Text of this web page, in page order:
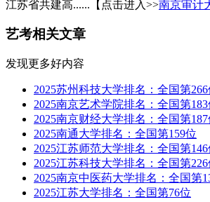
江苏省共建高......【点击进入>>南京审计
艺考相关文章
发现更多好内容
2025苏州科技大学排名：全国第266
2025南京艺术学院排名：全国第183
2025南京财经大学排名：全国第187
2025南通大学排名：全国第159位
2025江苏师范大学排名：全国第146
2025江苏科技大学排名：全国第226
2025南京中医药大学排名：全国第
2025江苏大学排名：全国第76位